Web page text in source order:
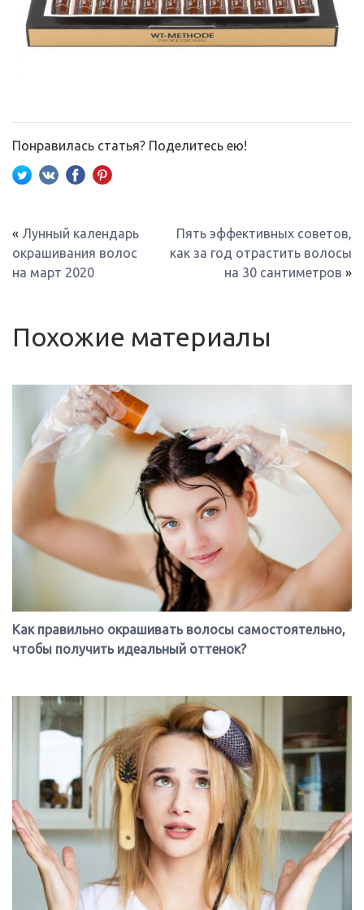
Понравилась статья? Поделитесь ею!
« Лунный календарь
окрашивания волос
на март 2020
Пять эффективных советов,
как за год отрастить волосы
на 30 сантиметров »
Похожие материалы
Как правильно окрашивать волосы самостоятельно,
чтобы получить идеальный оттенок?